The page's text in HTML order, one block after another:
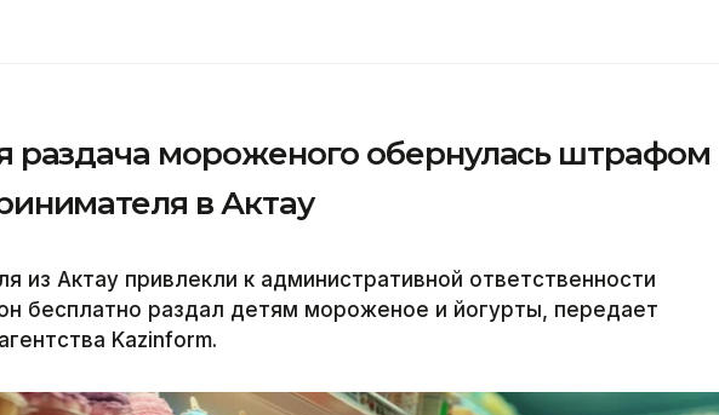
раздача мороженого обернулась штрафом
в Актау
из Актау привлекли к административной ответственности
бесплатно раздал детям мороженое и йогурты, передает
Kazinform.